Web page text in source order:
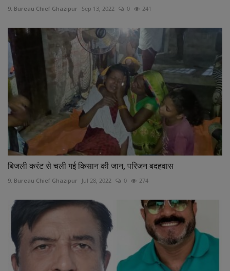
9. Bureau Chief Ghazipur Sep 13, 2022 0 241
बिजली करंट से चली गई किसान की जान, परिजन बदहवास
9. Bureau Chief Ghazipur Jul 28, 2022 0 274